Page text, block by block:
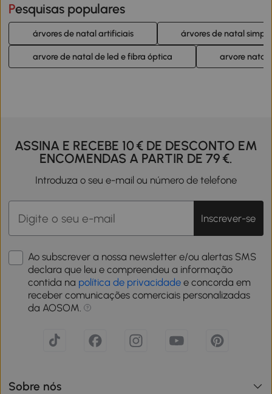
Pesquisas populares
árvores de natal artificiais árvores de natal
arvore de natal de led e fibra óptica arvore natal
ASSINA E RECEBE 10 € DE DESCONTO EM
ENCOMENDAS A PARTIR DE 79 €.
Introduza o seu e-mail ou número de telefone
Inscrever-se
Ao subscrever a nossa newsletter e/ou alertas SMS
declara que leu e compreendeu a informação
contida na política de privacidade e concorda em
receber comunicações comerciais personalizadas
da AOSOM.
Sobre nós